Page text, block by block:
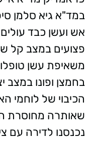
במד"א גיא סלמן
פצועים במצב קל
משאיפת עשן
בחמצן ופונו במצב
הכיבוי של לוחמי
שאותרה מחוסרת
נכנסנו לדירה עם